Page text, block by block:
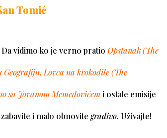
Tomić
vidimo ko je verno pratioOpstanak (The
Geografiju,Lovca na krokodile (The
sa Jovanom Memedovićemi ostale emisije
i malo obnovitegradivo. Uživajte!